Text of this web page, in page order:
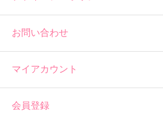
お問い合わせ
マイアカウント
会員登録